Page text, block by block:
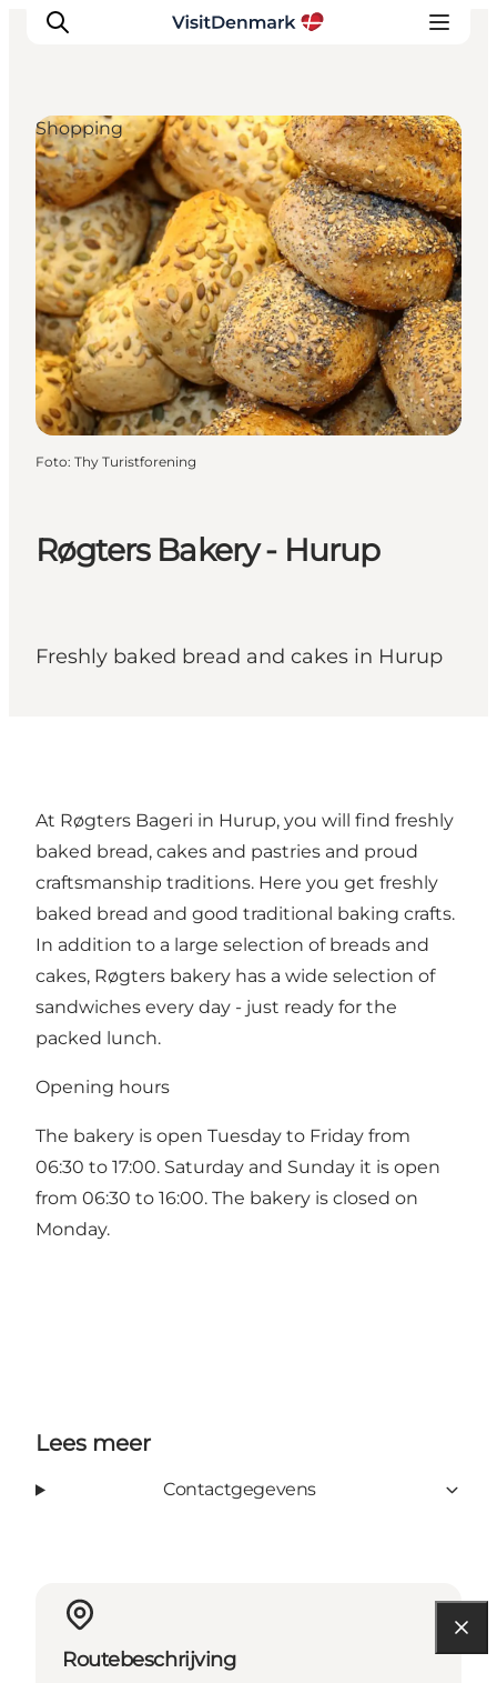
Inspiratie
Bestemmingen
Wat te doen
Accommodaties
Plan je reis
Røgters Bakery - Hurup
Freshly baked bread and cakes in Hurup
Shopping
Foto: Thy Turistforening
At Røgters Bageri in Hurup, you will find freshly
baked bread, cakes and pastries and proud
craftsmanship traditions. Here you get freshly
baked bread and good traditional baking crafts.
In addition to a large selection of breads and
cakes, Røgters bakery has a wide selection of
sandwiches every day - just ready for the
packed lunch.
Opening hours
The bakery is open Tuesday to Friday from
06:30 to 17:00. Saturday and Sunday it is open
from 06:30 to 16:00. The bakery is closed on
Monday.
Lees meer
Contactgegevens
Routebeschrijving